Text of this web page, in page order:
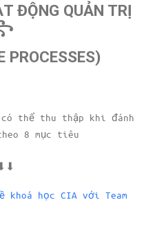
ĐỘNG QUẢN TRỊ
PROCESSES)
thể thu thập khi đánh
8 mục tiêu
khoá học CIA với Team